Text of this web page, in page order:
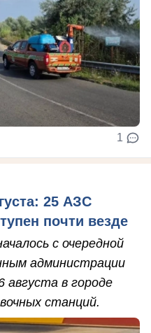
1
25 АЗС
почти везде
с очередной
администрации
августа в городе
станций.